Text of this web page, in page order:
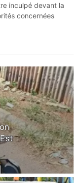
inculpé devant la
concernées